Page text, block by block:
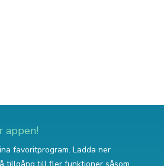
appen!
favoritprogram. Ladda ner